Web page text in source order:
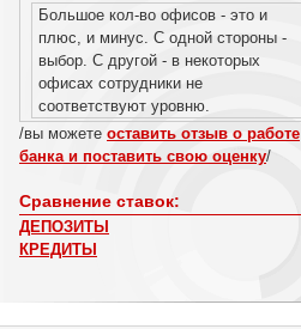
Большое кол-во офисов - это и
плюс, и минус. С одной стороны -
выбор. С другой - в некоторых
офисах сотрудники не
соответствуют уровню.
/вы можете оставить отзыв о работе
банка и поставить свою оценку/
Сравнение ставок:
ДЕПОЗИТЫ
КРЕДИТЫ